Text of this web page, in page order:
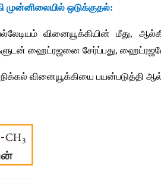
முன்னிலையில் ஒடுக்குதல்:
வினையூக்கியின் மீது,
ஹைட்ரஜனை சேர்ப்பது,
நிக்கல் வினையூக்கியை பயன்படுத்தி